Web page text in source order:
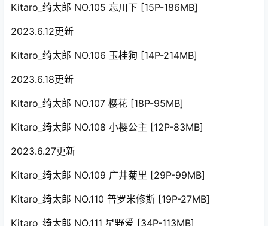
Kitaro_绮太郎 NO.105 忘川下 [15P-186MB]
2023.6.12更新
Kitaro_绮太郎 NO.106 玉桂狗 [14P-214MB]
2023.6.18更新
Kitaro_绮太郎 NO.107 樱花 [18P-95MB]
Kitaro_绮太郎 NO.108 小樱公主 [12P-83MB]
2023.6.27更新
Kitaro_绮太郎 NO.109 广井菊里 [29P-99MB]
Kitaro_绮太郎 NO.110 普罗米修斯 [19P-27MB]
Kitaro_绮太郎 NO.111 星野爱 [34P-113MB]